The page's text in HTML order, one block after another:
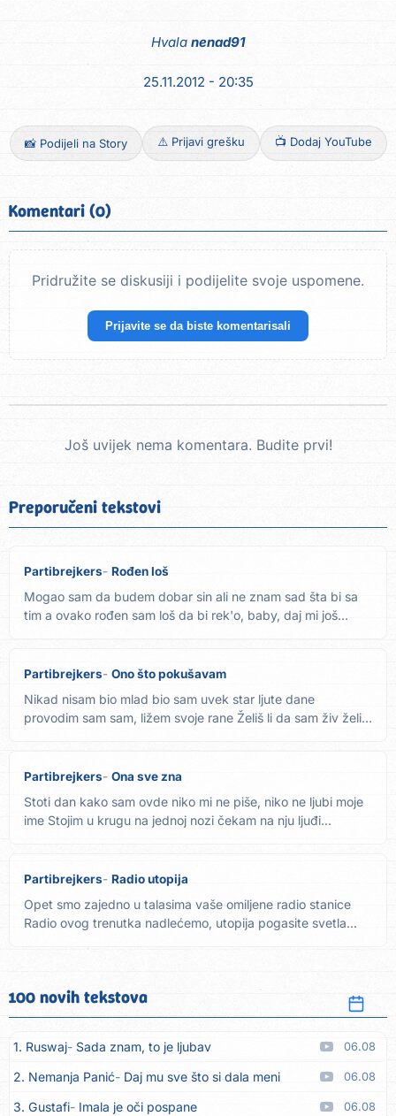
Hvala nenad91
25.11.2012 - 20:35
📸 Podijeli na Story ⚠️ Prijavi grešku 📺 Dodaj YouTube
Komentari (0)
Pridružite se diskusiji i podijelite svoje uspomene.
Prijavite se da biste komentarisali
Još uvijek nema komentara. Budite prvi!
Preporučeni tekstovi
Partibrejkers Rođen loš
Mogao sam da budem dobar sin ali ne znam sad šta bi sa
tim a ovako rođen sam loš da bi rek'o, baby, daj mi još
Partibrejkers Ono što pokušavam
Nikad nisam bio mlad bio sam uvek star ljute dane
provodim sam sam, ližem svoje rane Želiš li da sam živ želiš
Partibrejkers Ona sve zna
Stoti dan kako sam ovde niko mi ne piše, niko ne ljubi moje
ime Stojim u krugu na jednoj nozi čekam na nju ljuđi...
Partibrejkers Radio utopija
Opet smo zajedno u talasima vaše omiljene radio stanice
Radio ovog trenutka nadlećemo, utopija pogasite svetla...
100 novih tekstova
1. Ruswaj Sada znam, to je ljubav 06.08
2. Nemanja Panić Daj mu sve što si dala meni 06.08
3. Gustafi Imala je oči pospane 06.08